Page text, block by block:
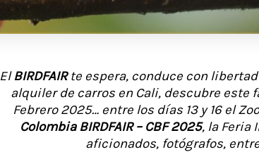
ElBIRDFAIRte espera, conduce con
alquiler de carros en Cali, descubre
Febrero 2025… entre los días 13 y 16 el
Colombia BIRDFAIR – CBF 2025, la Feria
aficionados, fotógrafos,